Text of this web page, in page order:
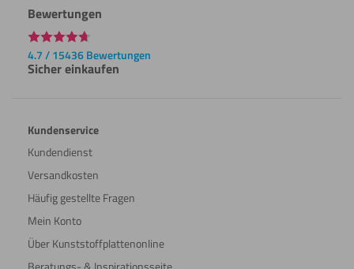
Bewertungen
4.7 / 15436 Bewertungen
Sicher einkaufen
Kundenservice
Kundendienst
Versandkosten
Häufig gestellte Fragen
Mein Konto
Über Kunststoffplattenonline